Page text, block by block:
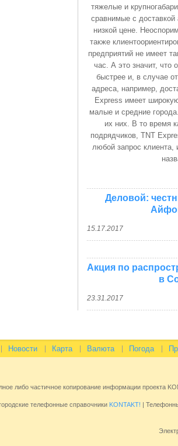
тяжелые и
сравнимые с
низкой цене.
также
предприятий не имеет
час. А это значит, что
быстрее и, в случае
адреса, например,
Express имеет
малые и средние
их них. В то время
подрядчиков, ТNT
любой запрос клиента,
Деловой:
15.17.2017
Акция по
в
23.31.2017
Новости Карта Валюта Погода
либо частичное копирование информации проекта
телефонные справочникиKONTAKT! |